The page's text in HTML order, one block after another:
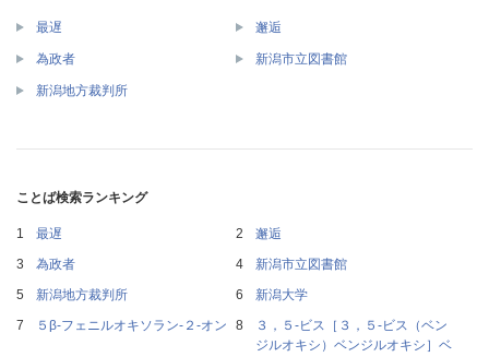
最遅 邂逅
為政者 新潟市立図書館
新潟地方裁判所
ことば検索ランキング
最遅
邂逅
為政者
新潟市立図書館
新潟地方裁判所
新潟大学
５β‐フェニルオキソラン‐２‐オン
３，５‐ビス［３，５‐ビス（ベン
ジルオキシ）ベンジルオキシ］ベ